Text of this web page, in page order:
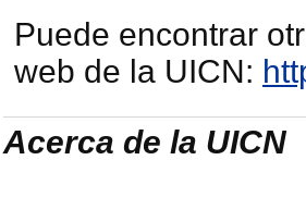
Puede encontrar
web de la UICN:
Acerca de la UICN